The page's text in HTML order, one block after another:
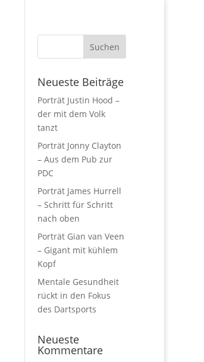
Neueste Beiträge
Porträt Justin Hood –
der mit dem Volk
tanzt
Porträt Jonny Clayton
– Aus dem Pub zur
PDC
Porträt James Hurrell
– Schritt für Schritt
nach oben
Porträt Gian van Veen
– Gigant mit kühlem
Kopf
Mentale Gesundheit
rückt in den Fokus
des Dartsports
Neueste
Kommentare